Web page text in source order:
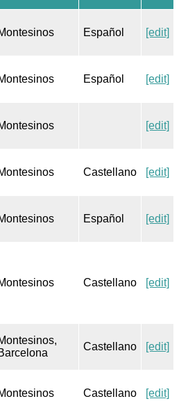
Español [edit]
Español [edit]
[edit]
Castellano [edit]
Español [edit]
Castellano [edit]
Castellano [edit]
Castellano [edit]